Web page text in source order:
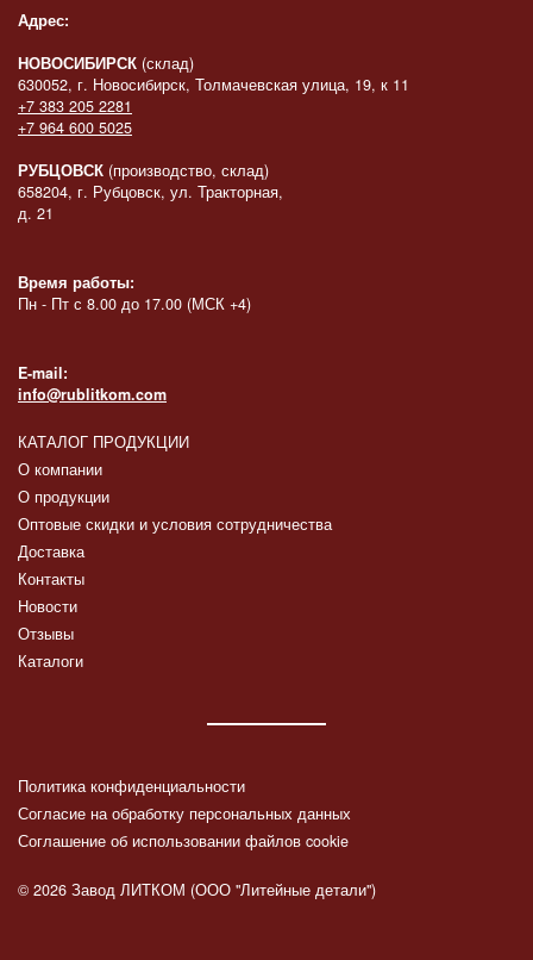
Адрес:
НОВОСИБИРСК (склад)
630052, г. Новосибирск, Толмачевская улица, 19, к 11
+7 383 205 2281
+7 964 600 5025
РУБЦОВСК (производство, склад)
658204, г. Рубцовск, ул. Тракторная,
д. 21
Время работы:
Пн - Пт с 8.00 до 17.00 (МСК +4)
E-mail:
info@rublitkom.com
КАТАЛОГ ПРОДУКЦИИ
О компании
О продукции
Оптовые скидки и условия сотрудничества
Доставка
Контакты
Новости
Отзывы
Каталоги
Политика конфиденциальности
Согласие на обработку персональных данных
Соглашение об использовании файлов cookie
© 2026 Завод ЛИТКОМ (ООО "Литейные детали")